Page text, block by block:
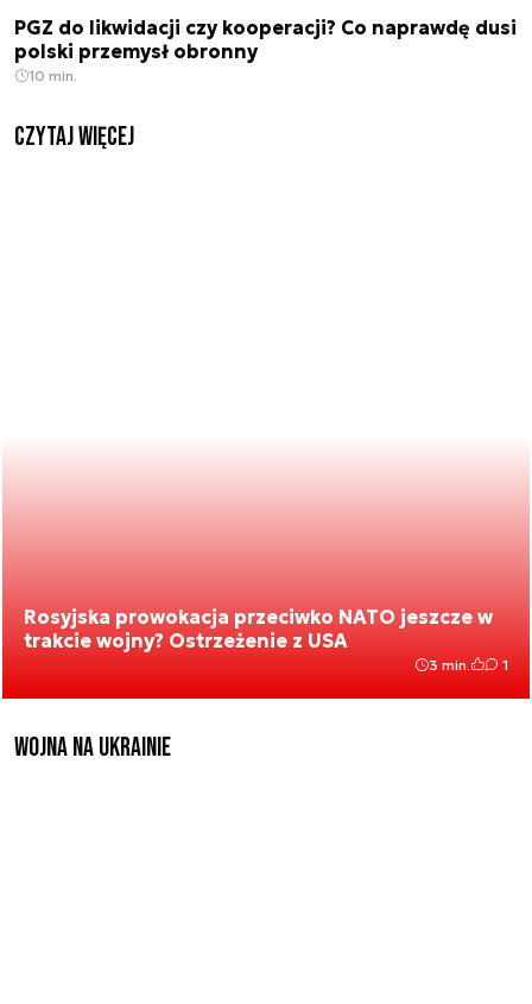
PGZ do likwidacji czy kooperacji? Co naprawdę dusi
polski przemysł obronny
10 min.
czytaj więcej
Rosyjska prowokacja przeciwko NATO jeszcze w
trakcie wojny? Ostrzeżenie z USA
3 min. 1
Wojna na Ukrainie